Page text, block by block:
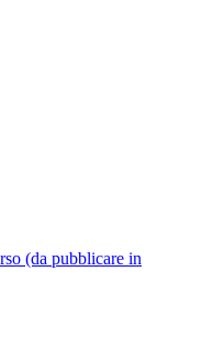
(da pubblicare in